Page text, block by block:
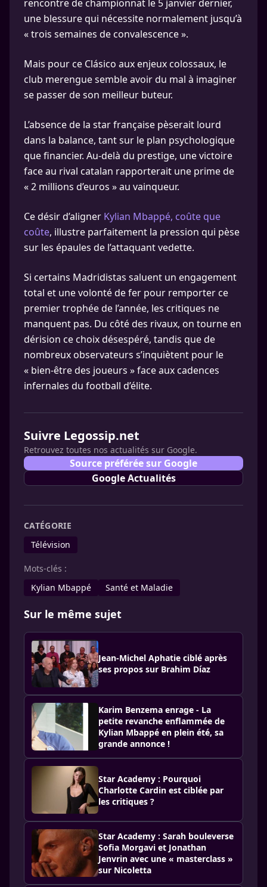
rencontre de championnat le 5 janvier dernier,
une blessure qui nécessite normalement jusqu’à
« trois semaines de convalescence ».
Mais pour ce Clásico aux enjeux colossaux, le
club merengue semble avoir du mal à imaginer
se passer de son meilleur buteur.
L’absence de la star française pèserait lourd
dans la balance, tant sur le plan psychologique
que financier. Au-delà du prestige, une victoire
face au rival catalan rapporterait une prime de
« 2 millions d’euros » au vainqueur.
Ce désir d’aligner Kylian Mbappé, coûte que
coûte, illustre parfaitement la pression qui pèse
sur les épaules de l’attaquant vedette.
Si certains Madridistas saluent un engagement
total et une volonté de fer pour remporter ce
premier trophée de l’année, les critiques ne
manquent pas. Du côté des rivaux, on tourne en
dérision ce choix désespéré, tandis que de
nombreux observateurs s’inquiètent pour le
« bien-être des joueurs » face aux cadences
infernales du football d’élite.
Suivre Legossip.net
Retrouvez toutes nos actualités sur Google.
Source préférée sur Google
Google Actualités
CATÉGORIE
Télévision
Mots-clés :
Kylian Mbappé
Santé et Maladie
Sur le même sujet
Jean-Michel Aphatie ciblé après
ses propos sur Brahim Díaz
Karim Benzema enrage - La
petite revanche enflammée de
Kylian Mbappé en plein été, sa
grande annonce !
Star Academy : Pourquoi
Charlotte Cardin est ciblée par
les critiques ?
Star Academy : Sarah bouleverse
Sofia Morgavi et Jonathan
Jenvrin avec une « masterclass »
sur Nicoletta